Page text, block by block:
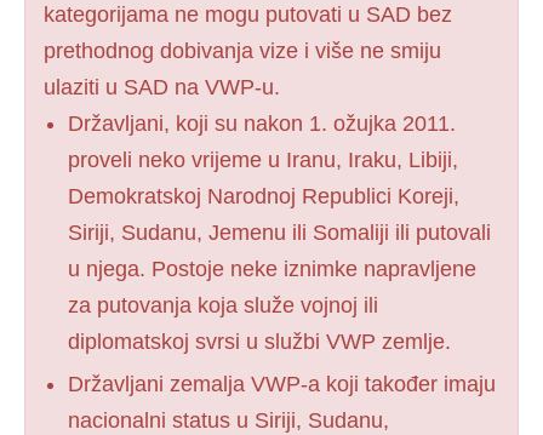
kategorijama ne mogu putovati u SAD bez
prethodnog dobivanja vize i više ne smiju
ulaziti u SAD na VWP-u.
Državljani, koji su nakon 1. ožujka 2011.
proveli neko vrijeme u Iranu, Iraku, Libiji,
Demokratskoj Narodnoj Republici Koreji,
Siriji, Sudanu, Jemenu ili Somaliji ili putovali
u njega. Postoje neke iznimke napravljene
za putovanja koja služe vojnoj ili
diplomatskoj svrsi u službi VWP zemlje.
Državljani zemalja VWP-a koji također imaju
nacionalni status u Siriji, Sudanu,